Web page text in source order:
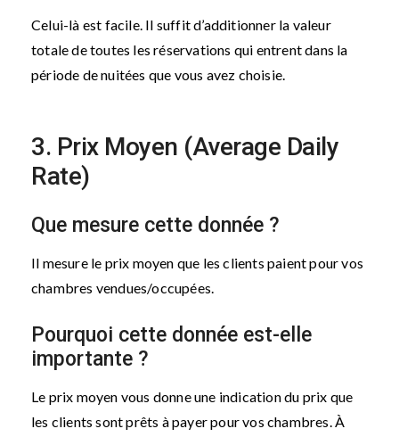
Celui-là est facile. Il suffit d’additionner la valeur
totale de toutes les réservations qui entrent dans la
période de nuitées que vous avez choisie.
3. Prix Moyen (Average Daily
Rate)
Que mesure cette donnée ?
Il mesure le prix moyen que les clients paient pour vos
chambres vendues/occupées.
Pourquoi cette donnée est-elle
importante ?
Le prix moyen vous donne une indication du prix que
les clients sont prêts à payer pour vos chambres. À